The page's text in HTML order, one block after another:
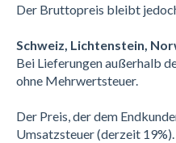
Der Bruttopreis bleibt
Schweiz, Lichtenstein,
Bei Lieferungen außerhalb
ohne Mehrwertsteuer.
Der Preis, der dem
Umsatzsteuer (derzeit 19%).